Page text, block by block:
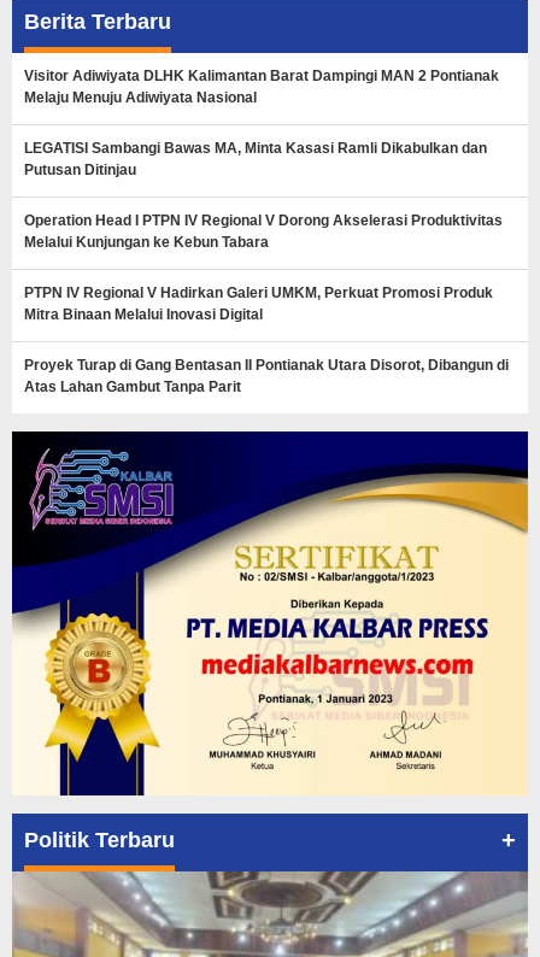
Berita Terbaru
Visitor Adiwiyata DLHK Kalimantan Barat Dampingi MAN 2 Pontianak
Melaju Menuju Adiwiyata Nasional
LEGATISI Sambangi Bawas MA, Minta Kasasi Ramli Dikabulkan dan
Putusan Ditinjau
Operation Head I PTPN IV Regional V Dorong Akselerasi Produktivitas
Melalui Kunjungan ke Kebun Tabara
PTPN IV Regional V Hadirkan Galeri UMKM, Perkuat Promosi Produk
Mitra Binaan Melalui Inovasi Digital
Proyek Turap di Gang Bentasan II Pontianak Utara Disorot, Dibangun di
Atas Lahan Gambut Tanpa Parit
Politik Terbaru +